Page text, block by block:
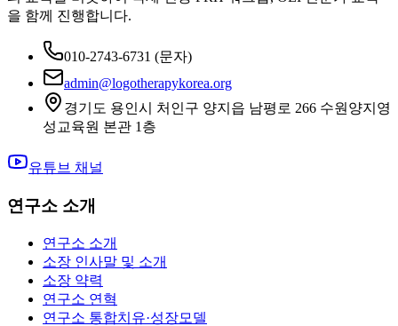
을 함께 진행합니다.
010-2743-6731 (문자)
admin@logotherapykorea.org
경기도 용인시 처인구 양지읍 남평로 266 수원양지영
성교육원 본관 1층
유튜브 채널
연구소 소개
연구소 소개
소장 인사말 및 소개
소장 약력
연구소 연혁
연구소 통합치유·성장모델